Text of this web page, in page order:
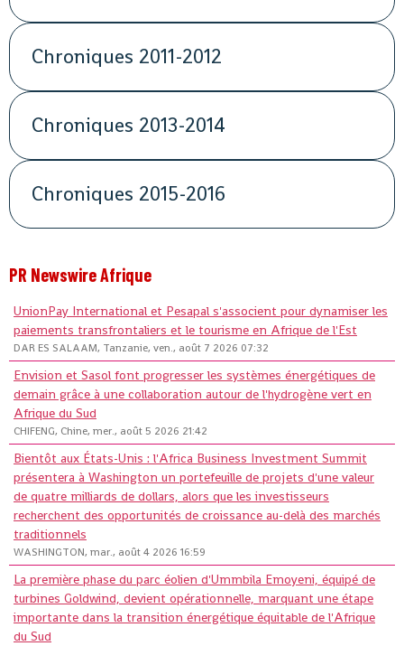
Chroniques 2011-2012
Chroniques 2013-2014
Chroniques 2015-2016
PR Newswire Afrique
UnionPay International et Pesapal s'associent pour dynamiser les
paiements transfrontaliers et le tourisme en Afrique de l'Est
DAR ES SALAAM, Tanzanie, ven., août 7 2026 07:32
Envision et Sasol font progresser les systèmes énergétiques de
demain grâce à une collaboration autour de l'hydrogène vert en
Afrique du Sud
CHIFENG, Chine, mer., août 5 2026 21:42
Bientôt aux États-Unis : l'Africa Business Investment Summit
présentera à Washington un portefeuille de projets d'une valeur
de quatre milliards de dollars, alors que les investisseurs
recherchent des opportunités de croissance au-delà des marchés
traditionnels
WASHINGTON, mar., août 4 2026 16:59
La première phase du parc éolien d'Ummbila Emoyeni, équipé de
turbines Goldwind, devient opérationnelle, marquant une étape
importante dans la transition énergétique équitable de l'Afrique
du Sud